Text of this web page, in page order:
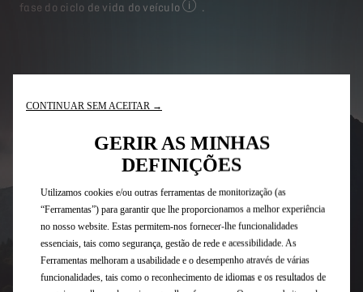
fase do ciclo de vida do veículo
CONTINUAR SEM ACEITAR →
GERIR AS MINHAS
DEFINIÇÕES
Utilizamos cookies e/ou outras ferramentas de monitorização (as
“Ferramentas”) para garantir que lhe proporcionamos a melhor experiência
no nosso website. Estas permitem-nos fornecer-lhe funcionalidades
essenciais, tais como segurança, gestão de rede e acessibilidade. As
Ferramentas melhoram a usabilidade e o desempenho através de várias
funcionalidades, tais como o reconhecimento de idiomas e os resultados de